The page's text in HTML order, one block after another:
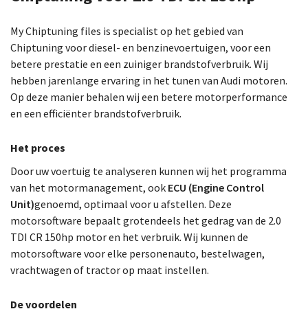
My Chiptuning files is specialist op het gebied van
Chiptuning voor diesel- en benzinevoertuigen, voor een
betere prestatie en een zuiniger brandstofverbruik. Wij
hebben jarenlange ervaring in het tunen van Audi motoren.
Op deze manier behalen wij een betere motorperformance
en een efficiënter brandstofverbruik.
Het proces
Door uw voertuig te analyseren kunnen wij het programma
van het motormanagement, ook ECU (Engine Control
Unit)genoemd, optimaal voor u afstellen. Deze
motorsoftware bepaalt grotendeels het gedrag van de 2.0
TDI CR 150hp motor en het verbruik. Wij kunnen de
motorsoftware voor elke personenauto, bestelwagen,
vrachtwagen of tractor op maat instellen.
De voordelen